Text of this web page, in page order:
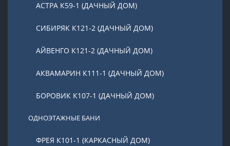
АСТРА К59-1 (ДАЧНЫЙ ДОМ)
СИБИРЯК К121-2 (ДАЧНЫЙ ДОМ)
АЙВЕНГО К121-2 (ДАЧНЫЙ ДОМ)
АКВАМАРИН К111-1 (ДАЧНЫЙ ДОМ)
БОРОВИК К107-1 (ДАЧНЫЙ ДОМ)
ОДНОЭТАЖНЫЕ БАНИ
ФРЕЯ К101-1 (КАРКАСНЫЙ ДОМ)